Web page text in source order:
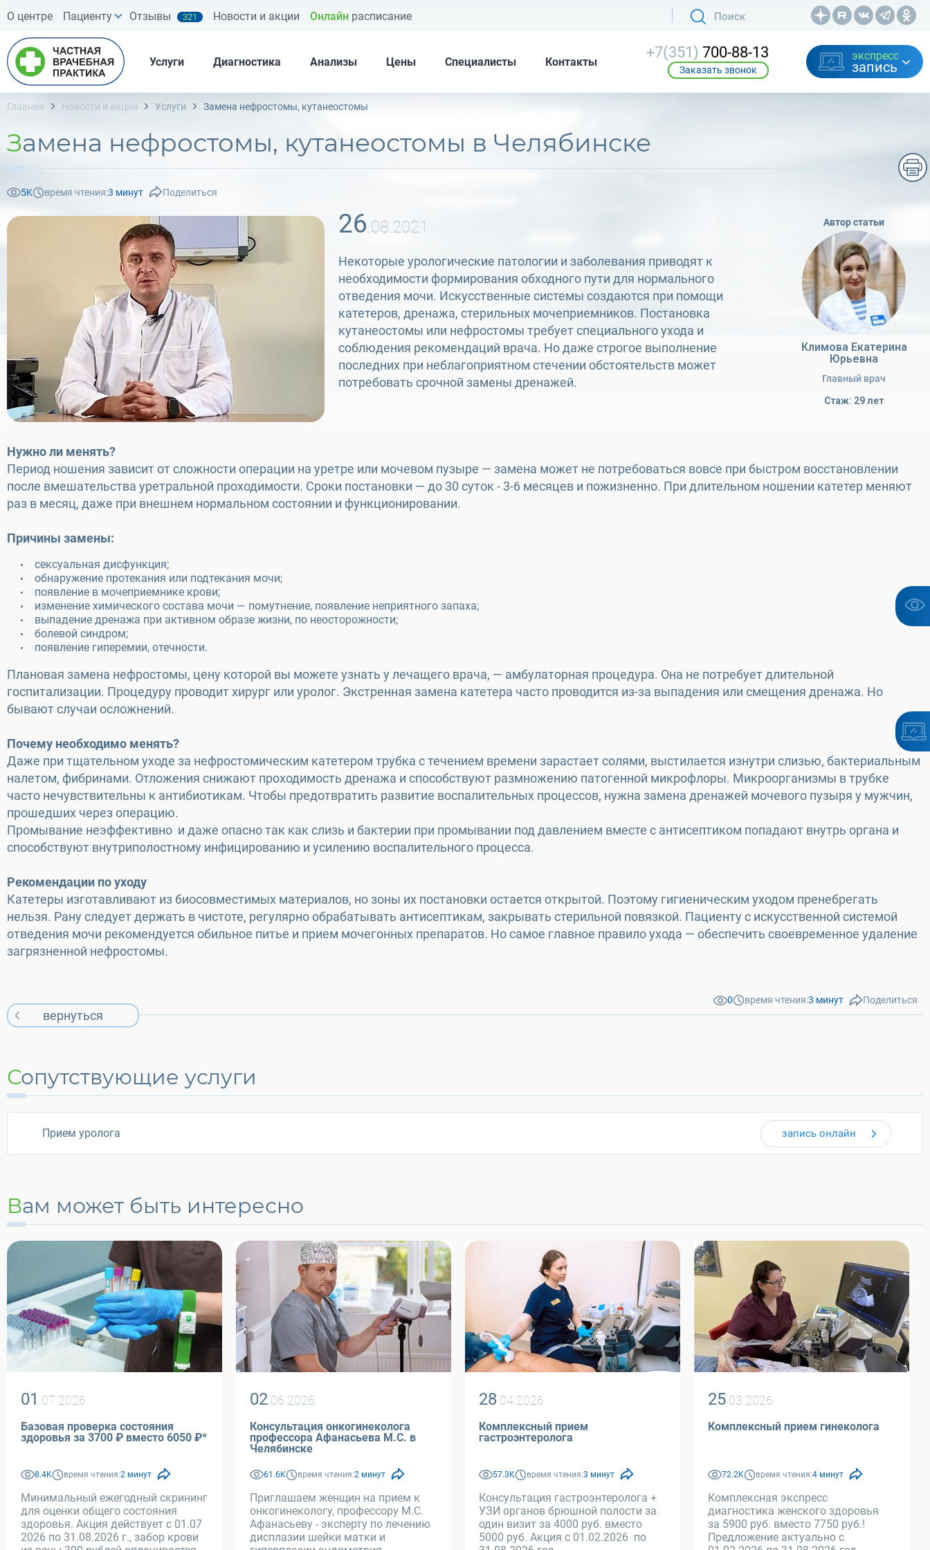
О центре Пациенту Отзывы 321 Новости и акции Онлайн расписание
Услуги Диагностика Анализы Цены Специалисты Контакты
+7(351) 700-88-13
Заказать звонок
экспресс
запись
Главная Новости и акции Услуги Замена нефростомы, кутанеостомы
Замена нефростомы, кутанеостомы в Челябинске
5K время чтения:3 минут Поделиться
Автор статьи
Климова Екатерина
Юрьевна
Главный врач
Стаж: 29 лет
26.08.2021
Некоторые урологические патологии и заболевания приводят к
необходимости формирования обходного пути для нормального
отведения мочи. Искусственные системы создаются при помощи
катетеров, дренажа, стерильных мочеприемников. Постановка
кутанеостомы или нефростомы требует специального ухода и
соблюдения рекомендаций врача. Но даже строгое выполнение
последних при неблагоприятном стечении обстоятельств может
потребовать срочной замены дренажей.
Нужно ли менять?
Период ношения зависит от сложности операции на уретре или мочевом пузыре — замена может не потребоваться вовсе при быстром восстановлении
после вмешательства уретральной проходимости. Сроки постановки — до 30 суток - 3-6 месяцев и пожизненно. При длительном ношении катетер меняют
раз в месяц, даже при внешнем нормальном состоянии и функционировании.
Причины замены:
сексуальная дисфункция;
обнаружение протекания или подтекания мочи;
появление в мочеприемнике крови;
изменение химического состава мочи — помутнение, появление неприятного запаха;
выпадение дренажа при активном образе жизни, по неосторожности;
болевой синдром;
появление гиперемии, отечности.
Плановая замена нефростомы, цену которой вы можете узнать у лечащего врача, — амбулаторная процедура. Она не потребует длительной
госпитализации. Процедуру проводит хирург или уролог. Экстренная замена катетера часто проводится из-за выпадения или смещения дренажа. Но
бывают случаи осложнений.
Почему необходимо менять?
Даже при тщательном уходе за нефростомическим катетером трубка с течением времени зарастает солями, выстилается изнутри слизью, бактериальным
налетом, фибринами. Отложения снижают проходимость дренажа и способствуют размножению патогенной микрофлоры. Микроорганизмы в трубке
часто нечувствительны к антибиотикам. Чтобы предотвратить развитие воспалительных процессов, нужна замена дренажей мочевого пузыря у мужчин,
прошедших через операцию.
Промывание неэффективно и даже опасно так как слизь и бактерии при промывании под давлением вместе с антисептиком попадают внутрь органа и
способствуют внутриполостному инфицированию и усилению воспалительного процесса.
Рекомендации по уходу
Катетеры изготавливают из биосовместимых материалов, но зоны их постановки остается открытой. Поэтому гигиеническим уходом пренебрегать
нельзя. Рану следует держать в чистоте, регулярно обрабатывать антисептикам, закрывать стерильной повязкой. Пациенту с искусственной системой
отведения мочи рекомендуется обильное питье и прием мочегонных препаратов. Но самое главное правило ухода — обеспечить своевременное удаление
загрязненной нефростомы.
вернуться
0 время чтения:3 минут Поделиться
Сопутствующие услуги
Прием уролога запись онлайн
Вам может быть интересно
01 .07.2026
Базовая проверка состояния
здоровья за 3700 ₽ вместо 6050 ₽*
8.4K время чтения:2 минут
Минимальный ежегодный скрининг
для оценки общего состояния
здоровья. Акция действует с 01.07
2026 по 31.08.2026 г., забор крови
02 .06.2026
Консультация онкогинеколога
профессора Афанасьева М.С. в
Челябинске
61.6K время чтения:2 минут
Приглашаем женщин на прием к
онкогинекологу, профессору М.С.
Афанасьеву - эксперту по лечению
дисплазии шейки матки и
28 .04.2026
Комплексный прием
гастроэнтеролога
57.3K время чтения:3 минут
Консультация гастроэнтеролога +
УЗИ органов брюшной полости за
один визит за 4000 руб. вместо
5000 руб. Акция с 01.02.2026 по
25 .03.2026
Комплексный прием гинеколога
72.2K время чтения:4 минут
Комплексная экспресс
диагностика женского здоровья
за 5900 руб. вместо 7750 руб.!
Предложение актуально с